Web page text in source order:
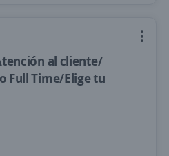
al cliente/
Full Time/Elige tu